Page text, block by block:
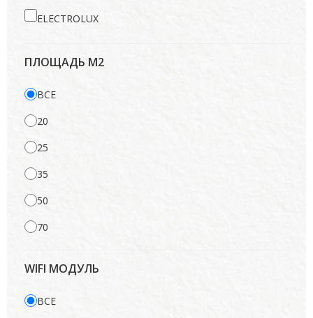
ELECTROLUX
ПЛОЩАДЬ М2
ВСЕ
20
25
35
50
70
WIFI МОДУЛЬ
ВСЕ